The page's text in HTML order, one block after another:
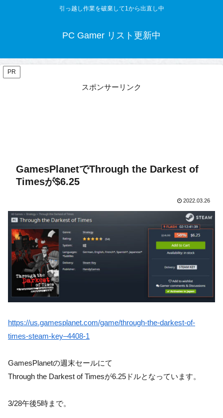
引っ越し作業を破棄して1から出直し中
PC Gamer リスト更新中
PR
スポンサーリンク
GamesPlanetでThrough the Darkest of
Timesが$6.25
2022.03.26
https://us.gamesplanet.com/game/through-the-darkest-of-
times-steam-key–4408-1
GamesPlanetの週末セールにて
Through the Darkest of Timesが6.25ドルとなっています。
3/28午後5時まで。